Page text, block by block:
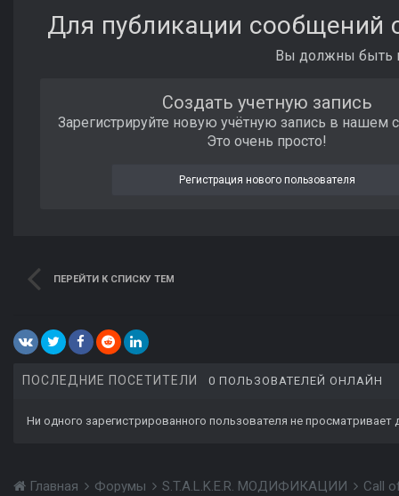
Для публикации сообщений
Вы должны быть
Создать учетную запись
Зарегистрируйте новую учётную запись в нашем
Это очень просто!
Регистрация нового пользователя
ПЕРЕЙТИ К СПИСКУ ТЕМ
ПОСЛЕДНИЕ ПОСЕТИТЕЛИ 0 ПОЛЬЗОВАТЕЛЕЙ ОНЛАЙН
Ни одного зарегистрированного пользователя не просматривает
Главная Форумы S.T.A.L.K.E.R. МОДИФИКАЦИИ Call